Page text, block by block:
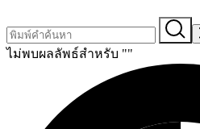
ไม่พบผลลัพธ์สำหรับ ""